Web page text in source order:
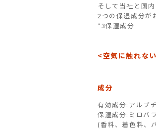
そして当社と国
2つの保湿成分が
*3保湿成分
<空気に触れな
成分
有効成分:アルブ
保湿成分:ミロバ
(香料、着色料、